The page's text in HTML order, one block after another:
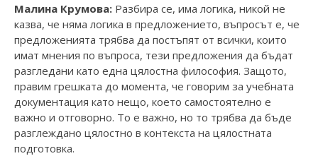
Малина Крумова: Разбира се, има логика, никой не
казва, че няма логика в предложението, въпросът е, че
предложенията трябва да постъпят от всички, които
имат мнения по въпроса, тези предложения да бъдат
разгледани като една цялостна философия. Защото,
правим грешката до момента, че говорим за учебната
документация като нещо, което самостоятелно е
важно и отговорно. То е важно, но то трябва да бъде
разглеждано цялостно в контекста на цялостната
подготовка.